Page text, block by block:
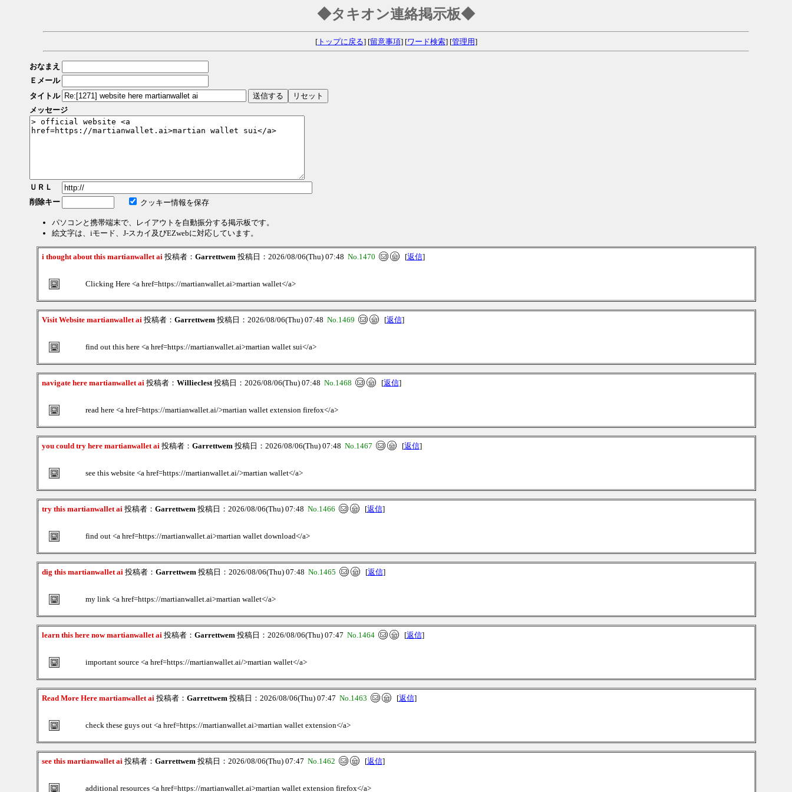
◆タキオン連絡掲示板◆
[トップに戻る] [留意事項] [ワード検索] [管理用]
おなまえ
Ｅメール
タイトル
メッセージ
ＵＲＬ
削除キー
クッキー情報を保存
パソコンと携帯端末で、レイアウトを自動振分する掲示板です。
絵文字は、iモード、J-スカイ及びEZwebに対応しています。
i thought about this martianwallet ai投稿者： Garrettwem投稿日：2026/08/06(Thu) 07:48 No.1470 [返信]
Clicking Here <a href=https://martianwallet.ai>martian wallet</a>
Visit Website martianwallet ai投稿者： Garrettwem投稿日：2026/08/06(Thu) 07:48 No.1469 [返信]
find out this here <a href=https://martianwallet.ai>martian wallet sui</a>
navigate here martianwallet ai投稿者： Willieclest投稿日：2026/08/06(Thu) 07:48 No.1468 [返信]
read here <a href=https://martianwallet.ai/>martian wallet extension firefox</a>
you could try here martianwallet ai投稿者： Garrettwem投稿日：2026/08/06(Thu) 07:48 No.1467 [返信]
see this website <a href=https://martianwallet.ai/>martian wallet</a>
try this martianwallet ai投稿者： Garrettwem投稿日：2026/08/06(Thu) 07:48 No.1466 [返信]
find out <a href=https://martianwallet.ai>martian wallet download</a>
dig this martianwallet ai投稿者： Garrettwem投稿日：2026/08/06(Thu) 07:48 No.1465 [返信]
my link <a href=https://martianwallet.ai>martian wallet</a>
learn this here now martianwallet ai投稿者： Garrettwem投稿日：2026/08/06(Thu) 07:47 No.1464 [返信]
important source <a href=https://martianwallet.ai/>martian wallet</a>
Read More Here martianwallet ai投稿者： Garrettwem投稿日：2026/08/06(Thu) 07:47 No.1463 [返信]
check these guys out <a href=https://martianwallet.ai>martian wallet extension</a>
see this martianwallet ai投稿者： Garrettwem投稿日：2026/08/06(Thu) 07:47 No.1462 [返信]
additional resources <a href=https://martianwallet.ai>martian wallet extension firefox</a>